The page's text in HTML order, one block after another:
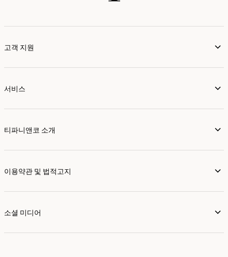
고객 지원
서비스
티파니앤코 소개
이용약관 및 법적고지
소셜 미디어